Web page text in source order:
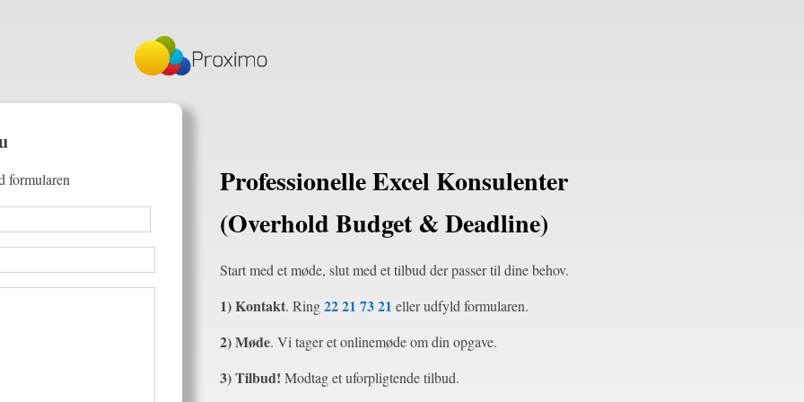
formularen
Professionelle Excel Konsulenter
(Overhold Budget & Deadline)
Start med et møde, slut med et tilbud der passer til dine behov.
1) Kontakt. Ring22 21 73 21 eller udfyld formularen.
2) Møde. Vi tager et onlinemøde om din opgave.
3) Tilbud! Modtag et uforpligtende tilbud.